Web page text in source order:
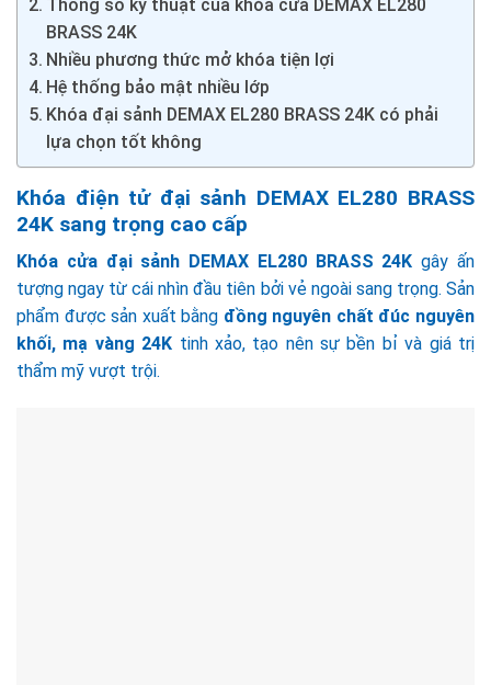
Thông số kỹ thuật của khóa cửa DEMAX EL280
BRASS 24K
Nhiều phương thức mở khóa tiện lợi
Hệ thống bảo mật nhiều lớp
Khóa đại sảnh DEMAX EL280 BRASS 24K có phải
lựa chọn tốt không
Khóa điện tử đại sảnh DEMAX EL280 BRASS
24K sang trọng cao cấp
Khóa cửa đại sảnh DEMAX EL280 BRASS 24K gây ấn
tượng ngay từ cái nhìn đầu tiên bởi vẻ ngoài sang trọng. Sản
phẩm được sản xuất bằng đồng nguyên chất đúc nguyên
khối, mạ vàng 24K tinh xảo, tạo nên sự bền bỉ và giá trị
thẩm mỹ vượt trội.